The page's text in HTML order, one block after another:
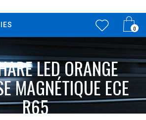
0
LED ORANGE
MAGNÉTIQUE ECE
R65